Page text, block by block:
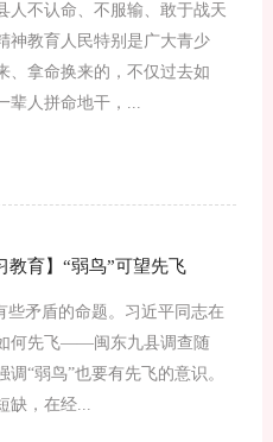
人不认命、不服输、敢于战天
神教育人民特别是广大青少
、拿命换来的，不仅过去如
辈人拼命地干，...
教育】“弱鸟”可望先飞
些矛盾的命题。习近平同志在
何先飞——闽东九县调查随
“弱鸟”也要有先飞的意识。
缺，在经...